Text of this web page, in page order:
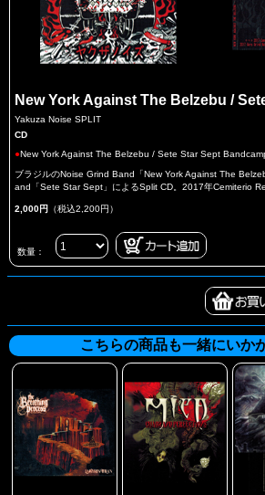
New York Against The Belzebu /
Yakuza Noise SPLIT
CD
●New York Against The Belzebu / Sete Star Sept
ブラジルのNoise Grind Band「New York Against The
and「Sete Star Sept」によるSplit CD。2017年Cemiterio
2,000円 （税込2,200円）
数量：
こちらの商品も一緒にいか